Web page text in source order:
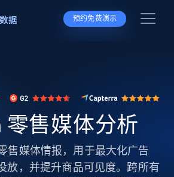
预约免费演示
零售媒体分析
售媒体情报，用于最大化广告
放，并提升商品可见度。跨所有